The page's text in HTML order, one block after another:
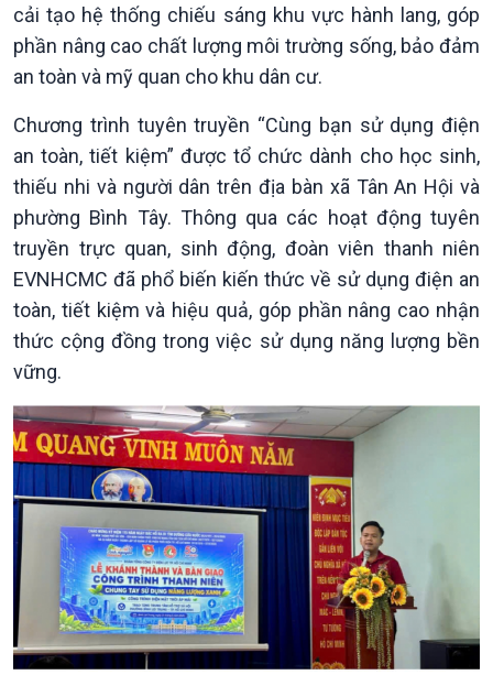
Tin Kinh tế
Trước giờ mở cửa
Dòng chảy Kinh tế
Khởi nghiệp
Tuyên chiến với gian lận
thương mại
Tin Nông nghiệp & Biển
đảo
Mùa vàng
Tâm tình biên giới và hải
đảo
Tìm hiểu biển, đảo Việt
Xã hội
Tin Đời sống & Xã hội
360 độ Sức khỏe
Chuyển đổi Xanh
Tài nguyên và Môi trường
Chuyên gia của bạn
Xã hội chuyển động
Khoa học & Công nghệ
Tin Khoa học & Công nghệ
Kết nối công nghệ
Sống chung với biến đổi
khí hậu
cải tạo hệ thống chiếu sáng khu vực hành lang, góp
phần nâng cao chất lượng môi trường sống, bảo đảm
an toàn và mỹ quan cho khu dân cư.
Chương trình tuyên truyền “Cùng bạn sử dụng điện
an toàn, tiết kiệm” được tổ chức dành cho học sinh,
thiếu nhi và người dân trên địa bàn xã Tân An Hội và
phường Bình Tây. Thông qua các hoạt động tuyên
truyền trực quan, sinh động, đoàn viên thanh niên
EVNHCMC đã phổ biến kiến thức về sử dụng điện an
toàn, tiết kiệm và hiệu quả, góp phần nâng cao nhận
thức cộng đồng trong việc sử dụng năng lượng bền
vững.